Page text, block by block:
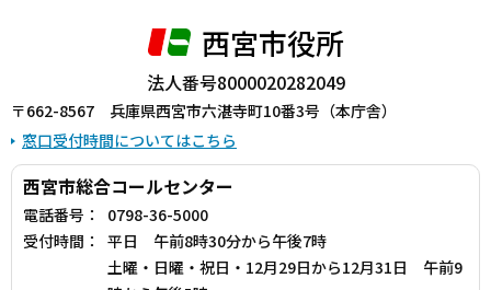
西宮市役所
法人番号8000020282049
〒662-8567 兵庫県西宮市六湛寺町10番3号（本庁舎）
窓口受付時間についてはこちら
西宮市総合コールセンター
電話番号：
0798-36-5000
受付時間：
平日 午前8時30分から午後7時
土曜・日曜・祝日・12月29日から12月31日 午前9